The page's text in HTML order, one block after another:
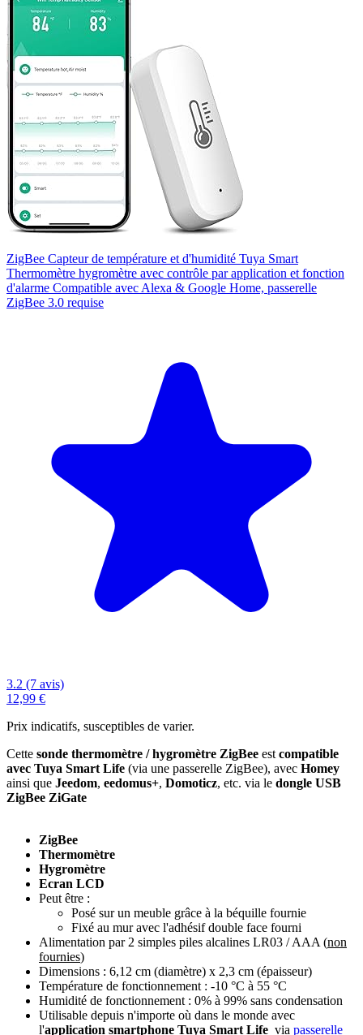
ZigBee Capteur de température et d'humidité Tuya Smart
Thermomètre hygromètre avec contrôle par application et fonction
d'alarme Compatible avec Alexa & Google Home, passerelle
ZigBee 3.0 requise
3.2 (7 avis)
12,99 €
Prix indicatifs, susceptibles de varier.
Cette sonde thermomètre / hygromètre ZigBee est compatible
avec Tuya Smart Life (via une passerelle ZigBee), avec Homey
ainsi que Jeedom, eedomus+, Domoticz, etc. via le dongle USB
ZigBee ZiGate
ZigBee
Thermomètre
Hygromètre
Ecran LCD
Peut être :
Posé sur un meuble grâce à la béquille fournie
Fixé au mur avec l'adhésif double face fourni
Alimentation par 2 simples piles alcalines LR03 / AAA (non
fournies)
Dimensions : 6,12 cm (diamètre) x 2,3 cm (épaisseur)
Température de fonctionnement : -10 °C à 55 °C
Humidité de fonctionnement : 0% à 99% sans condensation
Utilisable depuis n'importe où dans le monde avec
l'application smartphone Tuya Smart Life via passerelle